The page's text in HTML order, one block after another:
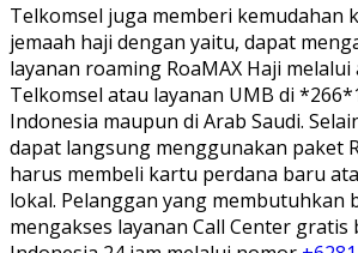
Telkomsel juga memberi kemudahan
jemaah haji dengan yaitu, dapat
layanan roaming RoaMAX Haji
Telkomsel atau layanan UMB di
Indonesia maupun di Arab Saudi.
dapat langsung menggunakan paket
harus membeli kartu perdana baru
lokal. Pelanggan yang membutuhkan
mengakses layanan Call Center gratis